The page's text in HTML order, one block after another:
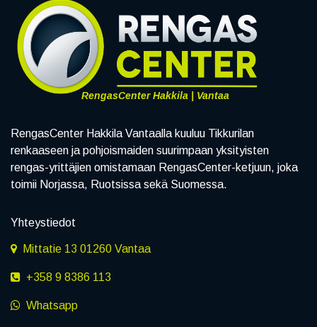
RengasCenter Hakkila | Vantaa
RengasCenter Hakkila Vantaalla kuuluu Tikkurilan
renkaaseen ja pohjoismaiden suurimpaan yksityisten
rengas-yrittäjien omistamaan RengasCenter-ketjuun, joka
toimii Norjassa, Ruotsissa sekä Suomessa.
Yhteystiedot
Mittatie 13 01260 Vantaa
+358 9 8386 113
Whatsapp